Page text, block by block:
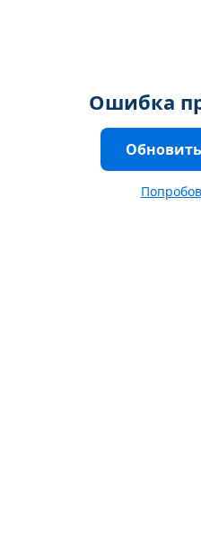
Ошибка